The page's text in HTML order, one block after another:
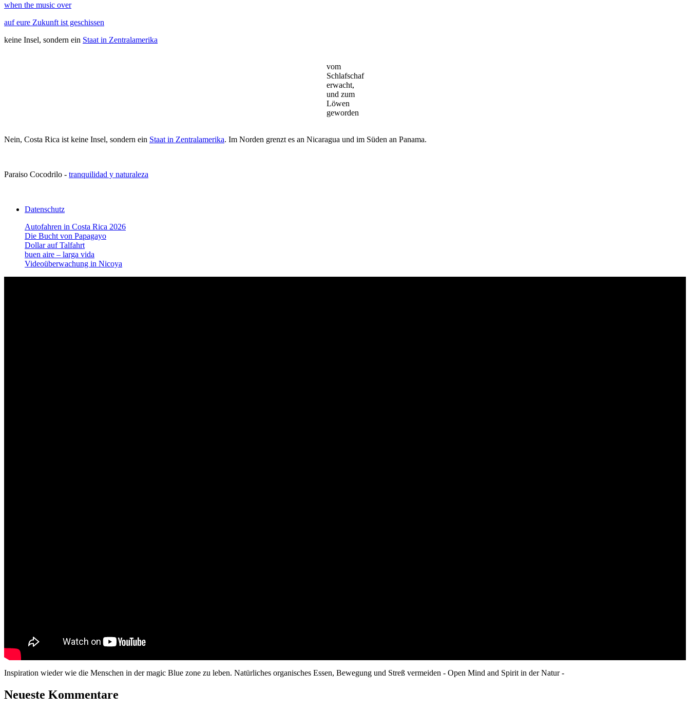
when the music over
auf eure Zukunft ist geschissen
keine Insel, sondern ein Staat in Zentralamerika
vom
Schlafschaf
erwacht,
und zum
Löwen
geworden
Nein, Costa Rica ist keine Insel, sondern ein Staat in Zentralamerika. Im Norden grenzt es an Nicaragua und im Süden an Panama.
Paraiso Cocodrilo - tranquilidad y naturaleza
Datenschutz
Autofahren in Costa Rica 2026
Die Bucht von Papagayo
Dollar auf Talfahrt
buen aire – larga vida
Videoüberwachung in Nicoya
Inspiration wieder wie die Menschen in der magic Blue zone zu leben. Natürliches organisches Essen, Bewegung und Streß vermeiden - Open Mind and Spirit in der Natur -
Neueste Kommentare